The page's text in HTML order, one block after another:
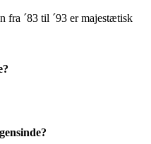
fra ´83 til ´93 er majestætisk